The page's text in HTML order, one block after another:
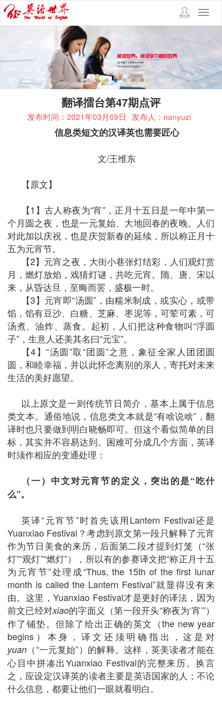
翻译擂台第47期点评
发布时间：2021年03月09日 发布人：nanyuzi
信息类短文的汉译英也需要匠心
文/王维东
【原文】
【1】古人称夜为“宵”，正月十五日是一年中第一
个月圆之夜，也是一元复始、大地回春的夜晚。人们
对此加以庆祝，也是庆贺新春的延续，所以称正月十
五为元宵节。
【2】元宵之夜，大街小巷张灯结彩，人们观灯赏
月，燃灯放焰，戏猜灯谜，共吃元宵。隋、唐、宋以
来，从昏达旦，至晦而罢，盛极一时。
【3】元宵即“汤圆”，由糯米制成，或实心，或带
馅，馅有豆沙、白糖、芝麻、枣泥等，可荤可素，可
汤煮、油炸、蒸食。起初，人们把这种食物叫“浮圆
子”，生意人还美其名曰“元宝”。
【4】“汤圆”取“团圆”之意，象征全家人团团圆
圆，和睦幸福，并以此怀念离别的亲人，寄托对未来
生活的美好愿望。
以上原文是一则传统节日简介，基本上属于信息
类文本。通俗地说，信息类文本就是“有啥说啥”，翻
译时也只要做到明白晓畅即可。但这个看似简单的目
标，其实并不容易达到。困难可分成几个方面，英译
时须作相应的变通处理：
（一）中文对元宵节的定义，突出的是“吃什
么”。
英译“元宵节”时首先该用Lantern Festival还是
Yuanxiao Festival？考虑到原文第一段只解释了元宵
作为节日美食的来历，后面第二段才提到灯笼（“张
灯”“观灯”“燃灯”），所以有的参赛译文把“称正月十五
为元宵节”处理成“Thus, the 15th of the first lunar
month is called the Lantern Festival”就显得没有来
由。这里，Yuanxiao Festival才是更好的译法，因为
前文已经对xiao的字面义（第一段开头“称夜为‘宵’”）
作了铺垫。但除了给出正确的英文（the new year
begins）本身，译文还须明确指出，这是对
yuan（“一元复始”）的解释。这样，英美读者才能在
心目中拼凑出Yuanxiao Festival的完整来历。换言
之，应设定汉译英的读者主要是英语国家的人；不论
什么信息，都要让他们一眼就看明白。